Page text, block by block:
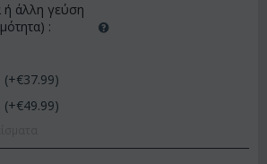
ή άλλη γεύση
:
(+€37.99)
(+€49.99)